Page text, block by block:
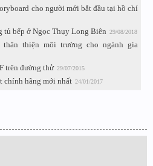
cho người mới bắt đầu tại hồ chí
tủ bếp ở Ngọc Thụy Long Biên 29/08/2018
thân thiện môi trường cho ngành gia
trên đường thử 29/07/2015
chính hãng mới nhất 24/01/2017